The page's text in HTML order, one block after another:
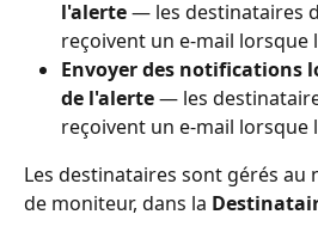
l'alerte — les destinataires
reçoivent un e-mail lorsque
Envoyer des notifications
de l'alerte — les
reçoivent un e-mail lorsque
Les destinataires sont gérés au
de moniteur, dans la